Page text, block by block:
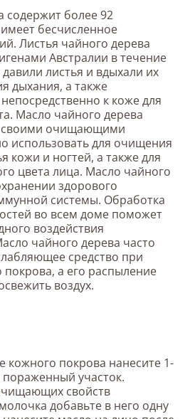
содержит более 92
бесчисленное
Листья чайного дерева
Австралии в течение
листья и вдыхали их
дыхания, а также
к коже для
Масло чайного дерева
своими очищающими
использовать для очищения
кожи и ногтей, а также для
цвета лица. Масло чайного
здорового
системы. Обработка
во всем доме поможет
воздействия
чайного дерева часто
средство при
а его распыление
воздух.
кожного покрова нанесите 1-
участок.
свойств
добавьте в него одну